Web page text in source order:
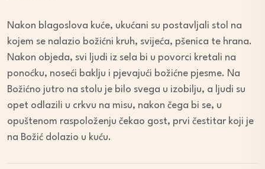
Nakon blagoslova kuće, ukućani su postavljali stol na
kojem se nalazio božićni kruh, svijeća, pšenica te hrana.
Nakon objeda, svi ljudi iz sela bi u povorci kretali na
ponoćku, noseći baklju i pjevajući božićne pjesme. Na
Božićno jutro na stolu je bilo svega u izobilju, a ljudi su
opet odlazili u crkvu na misu, nakon čega bi se, u
opuštenom raspoloženju čekao gost, prvi čestitar koji je
na Božić dolazio u kuću.